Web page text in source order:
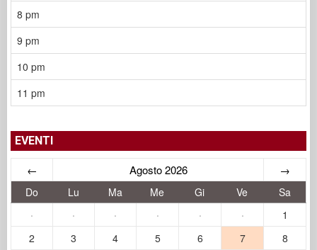
8 pm
9 pm
10 pm
11 pm
EVENTI
← Agosto 2026 →
Do Lu Ma Me Gi Ve
Sa
·
· · · · ·
1
2
3 4 5 6 7 8